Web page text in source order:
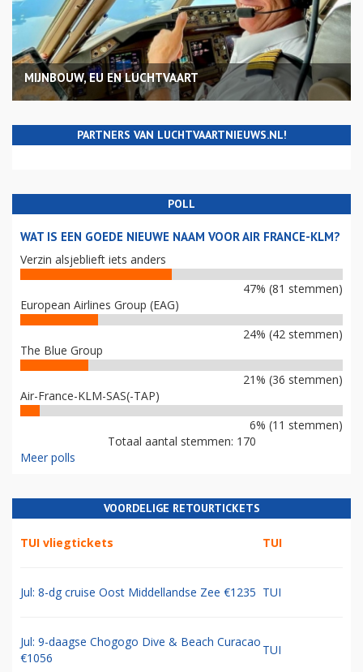
MIJNBOUW, EU EN LUCHTVAART
PARTNERS VAN LUCHTVAARTNIEUWS.NL!
POLL
WAT IS EEN GOEDE NIEUWE NAAM VOOR AIR FRANCE-KLM?
Verzin alsjeblieft iets anders
47% (81 stemmen)
European Airlines Group (EAG)
24% (42 stemmen)
The Blue Group
21% (36 stemmen)
Air-France-KLM-SAS(-TAP)
6% (11 stemmen)
Totaal aantal stemmen: 170
Meer polls
VOORDELIGE RETOURTICKETS
TUI vliegtickets TUI
Jul: 8-dg cruise Oost Middellandse Zee €1235 TUI
Jul: 9-daagse Chogogo Dive & Beach Curacao
€1056
TUI